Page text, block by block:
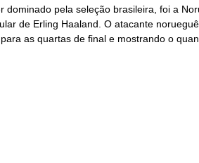
pela seleção brasileira, foi a
de Erling Haaland. O atacante
as quartas de final e mostrando o